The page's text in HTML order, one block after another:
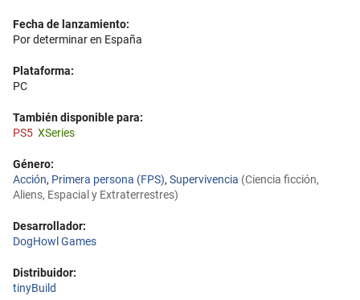
Fecha de lanzamiento:
Por determinar en España
Plataforma:
PC
También disponible para:
PS5 XSeries
Género:
Acción, Primera persona (FPS), Supervivencia (Ciencia ficción,
Aliens, Espacial y Extraterrestres)
Desarrollador:
DogHowl Games
Distribuidor:
tinyBuild